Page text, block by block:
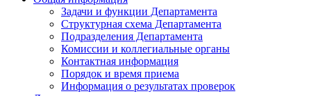
Задачи и функции Департамента
Структурная схема Департамента
Подразделения Департамента
Комиссии и коллегиальные органы
Контактная информация
Порядок и время приема
Информация о результатах проверок